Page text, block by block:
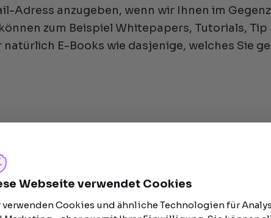
Adress anzugeben, wenn wir Ihnen im
zum Beispiel Whitepapers, Tutorials, Tip
E-Books wie dasjenige, welches Sie
werden
dass die Inbound Methode qualifizierte
Schritten wurden zwar Leads gesammelt, aber
müssen wir noch herausfinden. In den
Webseite verwendet Cookies
Cookies und ähnliche Technologien für